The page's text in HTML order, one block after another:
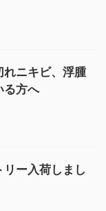
れニキビ、浮腫
る方へ
ー入荷しまし